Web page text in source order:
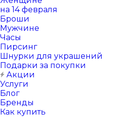
на 14 февраля
Броши
Мужчине
Часы
Пирсинг
Шнурки для украшений
Подарки за покупки
Акции
Услуги
Блог
Бренды
Как купить